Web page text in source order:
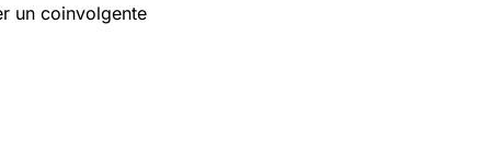
un coinvolgente